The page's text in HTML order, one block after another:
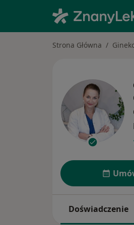
Strona Główna
Doświadczenie